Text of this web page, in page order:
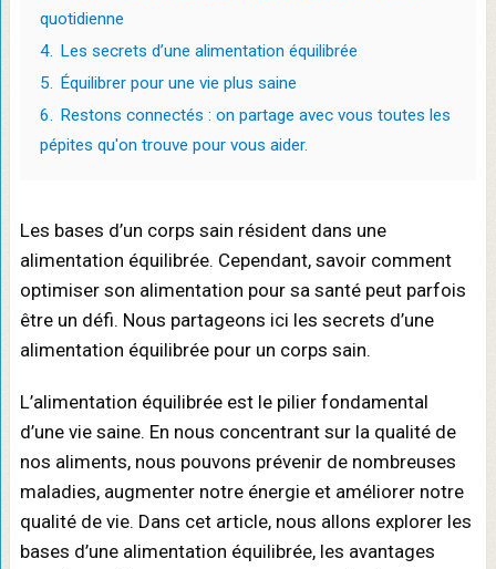
quotidienne
4. Les secrets d’une alimentation équilibrée
5. Équilibrer pour une vie plus saine
6. Restons connectés : on partage avec vous toutes les
pépites qu'on trouve pour vous aider.
Les bases d’un corps sain résident dans une
alimentation équilibrée. Cependant, savoir comment
optimiser son alimentation pour sa santé peut parfois
être un défi. Nous partageons ici les secrets d’une
alimentation équilibrée pour un corps sain.
L’alimentation équilibrée est le pilier fondamental
d’une vie saine. En nous concentrant sur la qualité de
nos aliments, nous pouvons prévenir de nombreuses
maladies, augmenter notre énergie et améliorer notre
qualité de vie. Dans cet article, nous allons explorer les
bases d’une alimentation équilibrée, les avantages